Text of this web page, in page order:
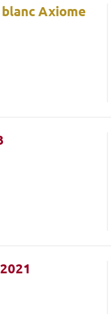
Axiome